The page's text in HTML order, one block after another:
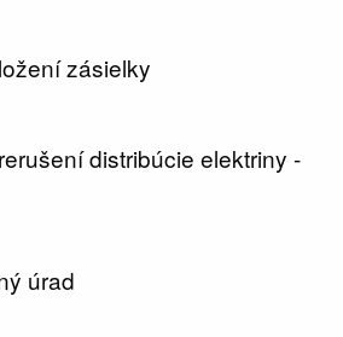
zásielky
distribúcie elektriny -
úrad